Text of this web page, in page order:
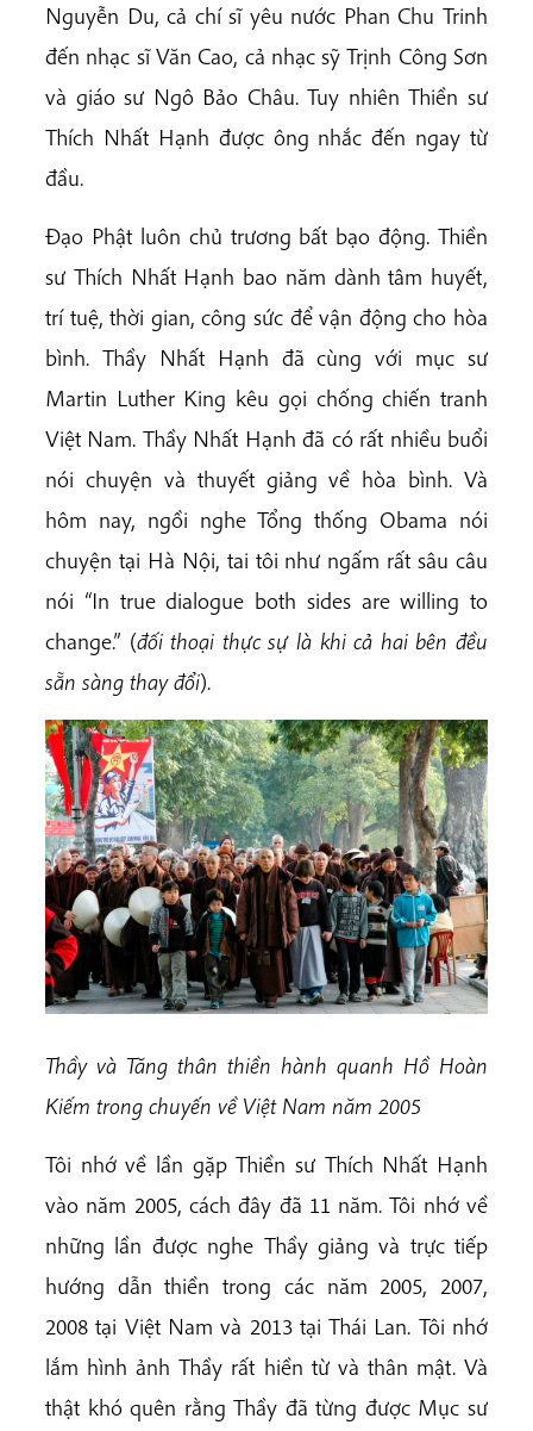
Nguyễn Du, cả chí sĩ yêu nước Phan Chu Trinh
đến nhạc sĩ Văn Cao, cả nhạc sỹ Trịnh Công Sơn
và giáo sư Ngô Bảo Châu. Tuy nhiên Thiền sư
Thích Nhất Hạnh được ông nhắc đến ngay từ
đầu.
Đạo Phật luôn chủ trương bất bạo động. Thiền
sư Thích Nhất Hạnh bao năm dành tâm huyết,
trí tuệ, thời gian, công sức để vận động cho hòa
bình. Thầy Nhất Hạnh đã cùng với mục sư
Martin Luther King kêu gọi chống chiến tranh
Việt Nam. Thầy Nhất Hạnh đã có rất nhiều buổi
nói chuyện và thuyết giảng về hòa bình. Và
hôm nay, ngồi nghe Tổng thống Obama nói
chuyện tại Hà Nội, tai tôi như ngấm rất sâu câu
nói “In true dialogue both sides are willing to
change.” (đối thoại thực sự là khi cả hai bên đều
sẵn sàng thay đổi).
Thầy và Tăng thân thiền hành quanh Hồ Hoàn
Kiếm trong chuyến về Việt Nam năm 2005
Tôi nhớ về lần gặp Thiền sư Thích Nhất Hạnh
vào năm 2005, cách đây đã 11 năm. Tôi nhớ về
những lần được nghe Thầy giảng và trực tiếp
hướng dẫn thiền trong các năm 2005, 2007,
2008 tại Việt Nam và 2013 tại Thái Lan. Tôi nhớ
lắm hình ảnh Thầy rất hiền từ và thân mật. Và
thật khó quên rằng Thầy đã từng được Mục sư